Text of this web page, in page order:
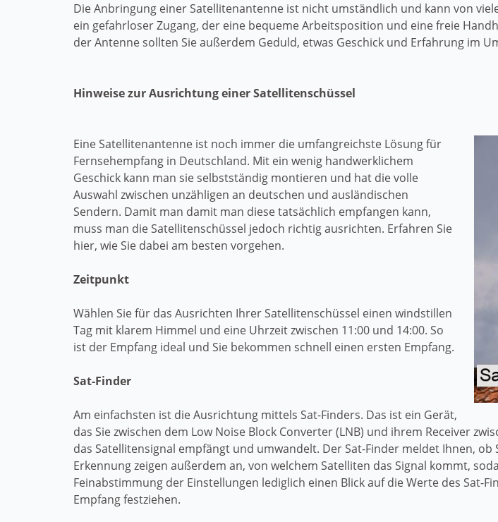
Die Anbringung einer Satellitenantenne ist nicht umständlich und kann von
ein gefahrloser Zugang, der eine bequeme Arbeitsposition und eine freie
der Antenne sollten Sie außerdem Geduld, etwas Geschick und Erfahrung im
Hinweise zur Ausrichtung einer Satellitenschüssel
Eine Satellitenantenne ist noch immer die umfangreichste Lösung für
Fernsehempfang in Deutschland. Mit ein wenig handwerklichem
Geschick kann man sie selbstständig montieren und hat die volle
Auswahl zwischen unzähligen an deutschen und ausländischen
Sendern. Damit man damit man diese tatsächlich empfangen kann,
muss man die Satellitenschüssel jedoch richtig ausrichten. Erfahren Sie
hier, wie Sie dabei am besten vorgehen.
Zeitpunkt
Wählen Sie für das Ausrichten Ihrer Satellitenschüssel einen windstillen
Tag mit klarem Himmel und eine Uhrzeit zwischen 11:00 und 14:00. So
ist der Empfang ideal und Sie bekommen schnell einen ersten Empfang.
Sat-Finder
Am einfachsten ist die Ausrichtung mittels Sat-Finders. Das ist ein Gerät,
das Sie zwischen dem Low Noise Block Converter (LNB) und ihrem Receiver
das Satellitensignal empfängt und umwandelt. Der Sat-Finder meldet Ihnen,
Erkennung zeigen außerdem an, von welchem Satelliten das Signal kommt,
Feinabstimmung der Einstellungen lediglich einen Blick auf die Werte des
Empfang festziehen.